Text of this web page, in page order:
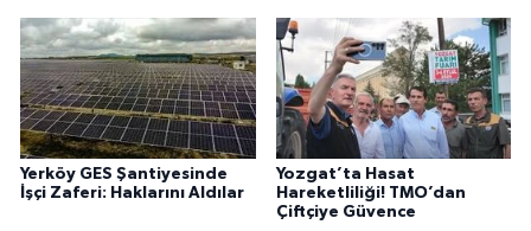
Yerköy GES Şantiyesinde
İşçi Zaferi: Haklarını Aldılar
Yozgat’ta Hasat
Hareketliliği! TMO’dan
Çiftçiye Güvence